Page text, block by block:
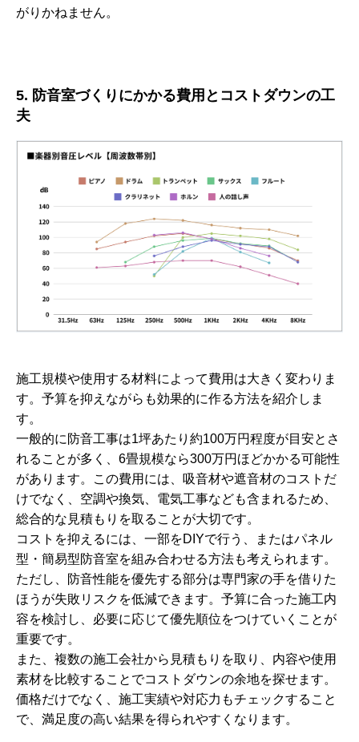
がりかねません。
5. 防音室づくりにかかる費用とコストダウンの工
夫
施工規模や使用する材料によって費用は大きく変わりま
す。予算を抑えながらも効果的に作る方法を紹介しま
す。
一般的に防音工事は1坪あたり約100万円程度が目安とさ
れることが多く、6畳規模なら300万円ほどかかる可能性
があります。この費用には、吸音材や遮音材のコストだ
けでなく、空調や換気、電気工事なども含まれるため、
総合的な見積もりを取ることが大切です。
コストを抑えるには、一部をDIYで行う、またはパネル
型・簡易型防音室を組み合わせる方法も考えられます。
ただし、防音性能を優先する部分は専門家の手を借りた
ほうが失敗リスクを低減できます。予算に合った施工内
容を検討し、必要に応じて優先順位をつけていくことが
重要です。
また、複数の施工会社から見積もりを取り、内容や使用
素材を比較することでコストダウンの余地を探せます。
価格だけでなく、施工実績や対応力もチェックすること
で、満足度の高い結果を得られやすくなります。